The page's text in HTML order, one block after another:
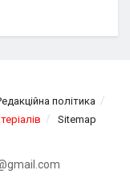
політика
Sitemap